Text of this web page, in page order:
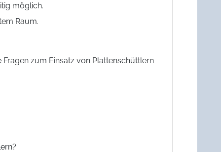
möglich.
Raum.
zum Einsatz von Plattenschüttlern